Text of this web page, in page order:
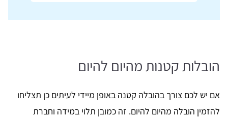
הובלות קטנות מהיום להיום
אם יש לכם צורך בהובלה קטנה באופן מיידי לעיתים כן תצליחו
להזמין הובלה מהיום להיום. זה כמובן תלוי במידה וחברת